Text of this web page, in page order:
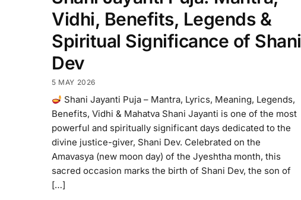
Vidhi, Benefits, Legends &
Spiritual Significance of Shani
Dev
5 MAY 2026
Shani Jayanti Puja – Mantra, Lyrics, Meaning, Legends,
Benefits, Vidhi & Mahatva Shani Jayanti is one of the most
powerful and spiritually significant days dedicated to the
divine justice-giver, Shani Dev. Celebrated on the
Amavasya (new moon day) of the Jyeshtha month, this
sacred occasion marks the birth of Shani Dev, the son of
[…]